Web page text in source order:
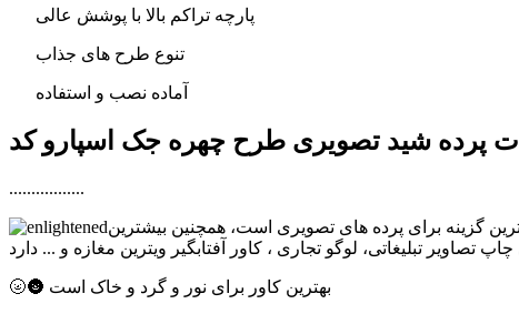
پارچه تراکم بالا با پوشش عالی
تنوع طرح های جذاب
آماده نصب و استفاده
.................
گزینه برای پرده های تصویری است، همچنین بیشترین